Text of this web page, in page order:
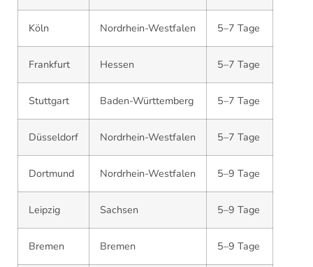
Köln Nordrhein-Westfalen 5–7 Tage
Frankfurt Hessen 5–7 Tage
Stuttgart Baden-Württemberg 5–7 Tage
Düsseldorf Nordrhein-Westfalen 5–7 Tage
Dortmund Nordrhein-Westfalen 5–9 Tage
Leipzig Sachsen 5–9 Tage
Bremen Bremen 5–9 Tage